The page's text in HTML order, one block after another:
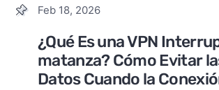
Feb 18, 2026
¿Qué Es una VPN
matanza? Cómo Evitar
Datos Cuando la